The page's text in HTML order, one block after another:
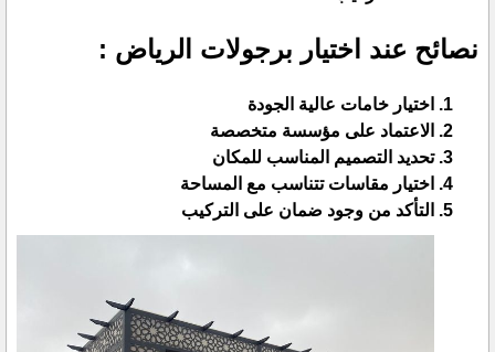
نصائح عند اختيار برجولات الرياض :
اختيار خامات عالية الجودة
الاعتماد على مؤسسة متخصصة
تحديد التصميم المناسب للمكان
اختيار مقاسات تتناسب مع المساحة
التأكد من وجود ضمان على التركيب